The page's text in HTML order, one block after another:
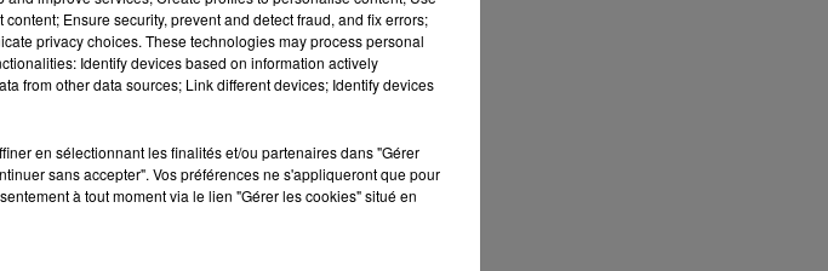
Ensure security, prevent and detect fraud, and fix errors;
privacy choices. These technologies may process personal
Identify devices based on information actively
from other data sources; Link different devices; Identify devices
en sélectionnant les finalités et/ou partenaires dans "Gérer
sans accepter". Vos préférences ne s'appliqueront que pour
à tout moment via le lien "Gérer les cookies" situé en